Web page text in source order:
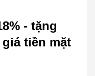
- tặng
tiền mặt